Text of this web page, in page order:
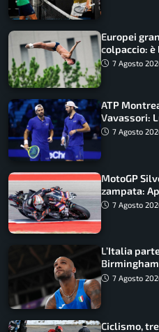
Europei
colpaccio: è
ancora in
7 Agosto
ATP
Vavassori:
azzurri
7 Agosto
MotoGP
zampata:
costretto al
7 Agosto
L’Italia
Battocletti
7 Agosto
Ciclismo,